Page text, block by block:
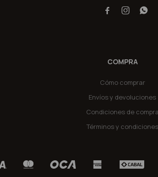
COMPRA
Cómo comprar
Envíos y devoluciones
Condiciones de compra
Términos y condiciones
  